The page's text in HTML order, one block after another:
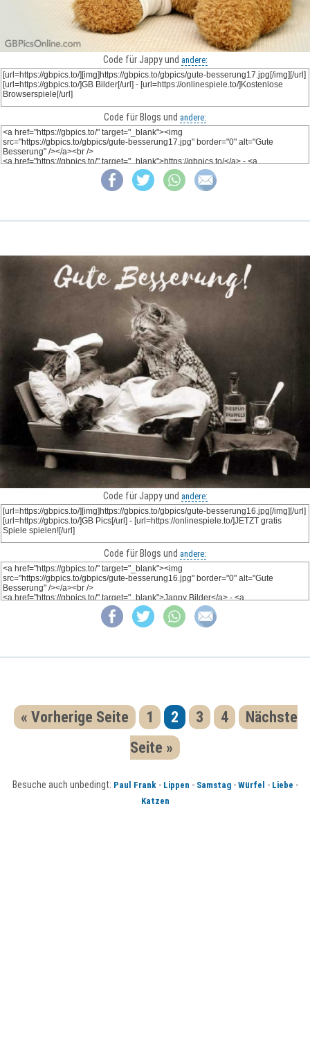
Code für Jappy und andere:
Code für Blogs und andere:
Code für Jappy und andere:
Code für Blogs und andere:
« Vorherige Seite 1 2 3 4
Nächste
Seite »
Besuche auch unbedingt: Paul Frank- Lippen - Samstag- Würfel - Liebe -
Katzen